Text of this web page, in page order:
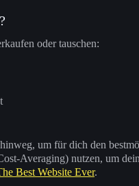
oder tauschen:
um für dich den
Averaging) nutzen, um
Best Website Ever.